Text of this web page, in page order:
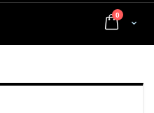
Cart
0 elementi